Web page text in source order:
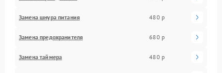
Замена шнура питания 480 р
Замена предохранителя 680 р
Замена таймера 480 р